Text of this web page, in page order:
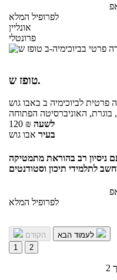
לפרופיל המלא
אונליין
פרונטלי
טופז ש.
פרטית לביוכימיה ב באבו גוש
האוניברסיטה הפתוחה
120 ₪ לשעה
בעיר אבו גוש
ניסיון רב בהוראת מתמטיקה
לפרופיל המלא
הקודם
1
2